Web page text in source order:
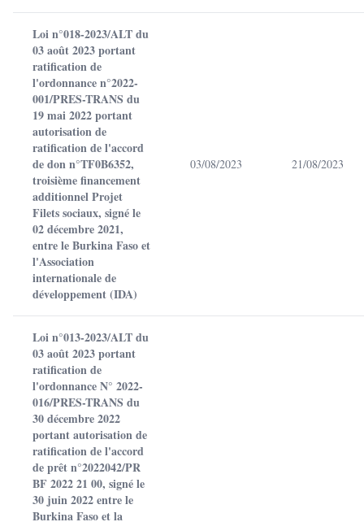
Loi n°018-2023/ALT du
03 août 2023 portant
ratification de
l'ordonnance n°2022-
001/PRES-TRANS du
19 mai 2022 portant
autorisation de
ratification de l'accord
de don n°TF0B6352,
troisième financement
additionnel Projet
Filets sociaux, signé le
02 décembre 2021,
entre le Burkina Faso et
l'Association
internationale de
développement (IDA)
03/08/2023 21/08/2023
Loi n°013-2023/ALT du
03 août 2023 portant
ratification de
l'ordonnance N° 2022-
016/PRES-TRANS du
30 décembre 2022
portant autorisation de
ratification de l'accord
de prêt n°2022042/PR
BF 2022 21 00, signé le
30 juin 2022 entre le
Burkina Faso et la